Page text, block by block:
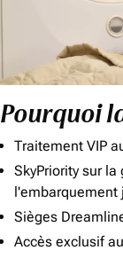
Pourquoi
Traitement VIP
SkyPriority sur
l'embarquement
Sièges
Accès exclusif